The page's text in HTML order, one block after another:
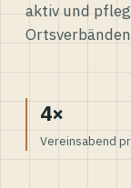
aktiv und
4×
Vereinsabend